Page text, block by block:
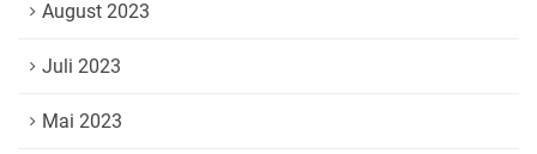
August 2023
Juli 2023
Mai 2023